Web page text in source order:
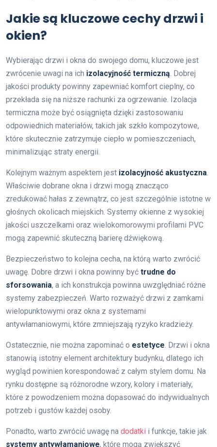
Jakie są kluczowe cechy drzwi i
okien?
Wybierając drzwi i okna do swojego domu, kluczowe jest
zwrócenie uwagi na ich izolacyjność termiczną . Dobrej
jakości produkty powinny zapewniać komfort cieplny, co
przekłada się na niższe rachunki za ogrzewanie. Izolacja
termiczna może być osiągnięta dzięki zastosowaniu
odpowiednich materiałów, takich jak szkło kompozytowe,
które skutecznie zatrzymuje ciepło w pomieszczeniach,
minimalizując straty energii.
Kolejnym ważnym aspektem jest izolacyjność akustyczna
Właściwie dobrane okna i drzwi mogą znacząco
zredukować hałas z zewnątrz, co jest szczególnie istotne w
głośnych okolicach miejskich. Systemy okienne z wysokiej
jakości uszczelkami oraz wielokomorowymi profilami PVC
mogą zapewnić skuteczną barierę dźwiękową.
Bezpieczeństwo to kolejna cecha, na którą warto zwrócić
uwagę. Dobre drzwi i okna powinny być trudne do
sforsowania, a ich konstrukcja powinna uwzględniać różne
systemy zabezpieczeń. Warto rozważyć drzwi z zamkami
wielopunktowymi oraz okna z systemami
antywłamaniowymi, które zmniejszają ryzyko kradzieży.
Ostatecznie, nie można zapominać o estetyce . Drzwi i okna
stanowią istotny element architektury budynku, dlatego ich
wygląd powinien korespondować z całym stylem domu. Na
rynku dostępne są różnorodne wzory, kolory i materiały,
które z powodzeniem można dopasować do indywidualnych
potrzeb i gustów każdej osoby.
Ponadto, warto zwrócić uwagę na dodatki i funkcje, takie jak
systemy antywłamaniowe, które mogą zwiększyć